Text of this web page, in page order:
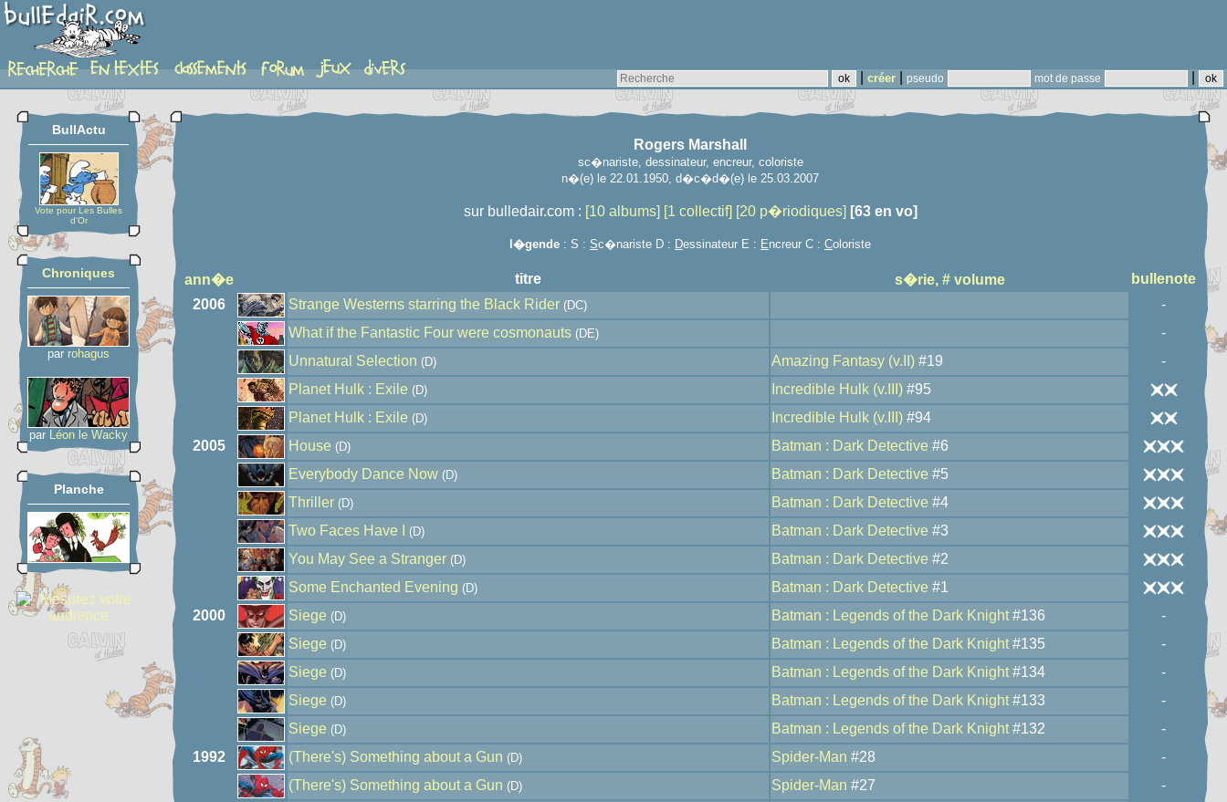
créer pseudo mot de passe
auteur
BullActu
Vote pour Les Bulles
d'Or
Chroniques
par rohagus
par Léon le Wacky
Planche
Rogers Marshall
sc�nariste, dessinateur, encreur, coloriste
n�(e) le 22.01.1950, d�c�d�(e) le 25.03.2007
sur bulledair.com : [10 albums] [1 collectif] [20 p�riodiques] [63 en vo]
l�gende : S : Sc�nariste D : Dessinateur E : Encreur C : Coloriste
ann�e titre s�rie, # volume
bullenote
2006
Strange Westerns starring the Black Rider (DC)
-
What if the Fantastic Four were cosmonauts (DE)
-
Unnatural Selection (D) Amazing Fantasy (v.II) #19
-
Planet Hulk : Exile (D) Incredible Hulk (v.III) #95
Planet Hulk : Exile (D) Incredible Hulk (v.III) #94
2005
House (D) Batman : Dark Detective #6
Everybody Dance Now (D) Batman : Dark Detective #5
Thriller (D) Batman : Dark Detective #4
Two Faces Have I
(D) Batman : Dark Detective #3
You May See a Stranger (D) Batman : Dark Detective #2
Some Enchanted Evening (D) Batman : Dark Detective #1
2000
Siege (D) Batman : Legends of the Dark Knight #136
-
Siege (D) Batman : Legends of the Dark Knight #135
-
Siege (D) Batman : Legends of the Dark Knight #134
-
Siege (D) Batman : Legends of the Dark Knight #133
-
Siege (D) Batman : Legends of the Dark Knight #132
-
1992
(There's) Something about a Gun (D) Spider-Man #28
-
(There's) Something about a Gun (D) Spider-Man #27
-